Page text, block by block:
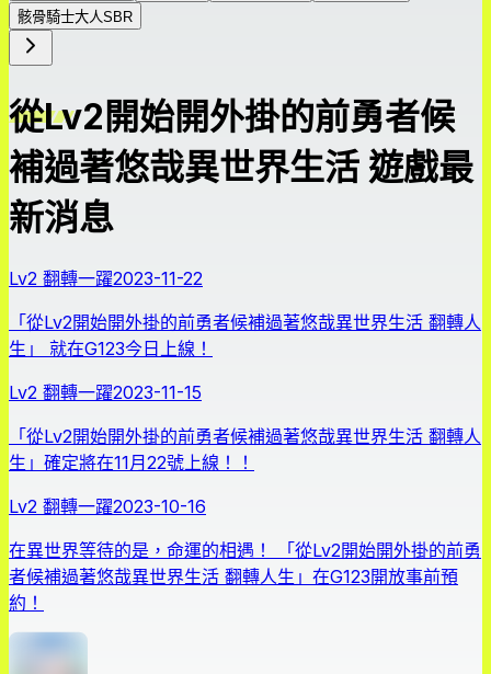
骸骨騎士大人SBR
從Lv2開始開外掛的前勇者候
補過著悠哉異世界生活 遊戲最
新消息
Lv2 翻轉一躍2023-11-22
「從Lv2開始開外掛的前勇者候補過著悠哉異世界生活 翻轉人
生」 就在G123今日上線！
Lv2 翻轉一躍2023-11-15
「從Lv2開始開外掛的前勇者候補過著悠哉異世界生活 翻轉人
生」確定將在11月22號上線！！
Lv2 翻轉一躍2023-10-16
在異世界等待的是，命運的相遇！ 「從Lv2開始開外掛的前勇
者候補過著悠哉異世界生活 翻轉人生」在G123開放事前預
約！